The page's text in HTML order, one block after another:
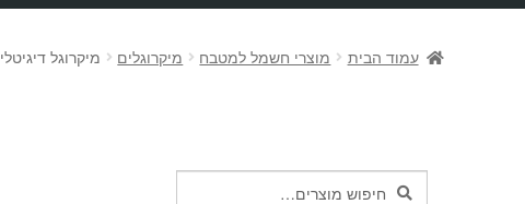
עמוד הבית מוצרי חשמל למטבח מיקרוגלים מיקרוגל דיגיטלי 25 ליטר 900W
חיפושחיפוש